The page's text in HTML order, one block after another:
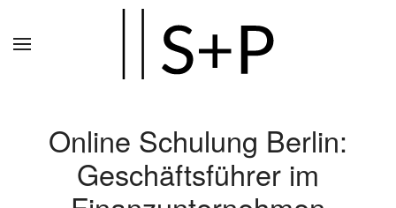
Online Schulung Berlin:
Geschäftsführer im